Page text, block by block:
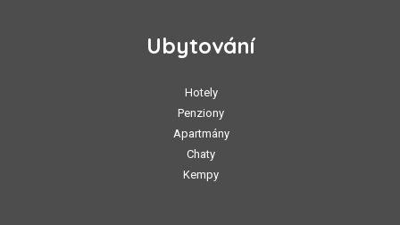
Ubytování
Hotely
Penziony
Apartmány
Chaty
Kempy